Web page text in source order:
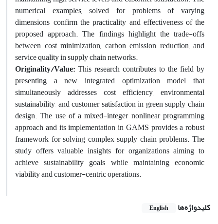
numerical examples, solved for problems of varying
dimensions, confirm the practicality and effectiveness of the
proposed approach. The findings highlight the trade-offs
between cost minimization, carbon emission reduction, and
service quality in supply chain networks.
Originality/Value: This research contributes to the field by
presenting a new integrated optimization model that
simultaneously addresses cost efficiency, environmental
sustainability, and customer satisfaction in green supply chain
design. The use of a mixed-integer nonlinear programming
approach and its implementation in GAMS provides a robust
framework for solving complex supply chain problems. The
study offers valuable insights for organizations aiming to
achieve sustainability goals while maintaining economic
viability and customer-centric operations.
کلیدواژه‌ها English